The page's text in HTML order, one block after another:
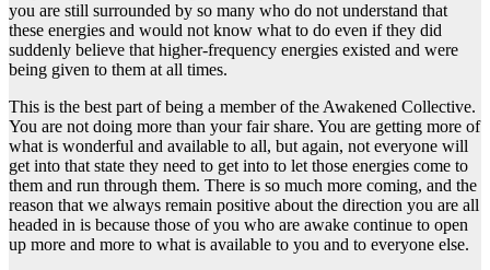
you are still surrounded by so many who do not understand that
these energies and would not know what to do even if they did
suddenly believe that higher-frequency energies existed and were
being given to them at all times.
This is the best part of being a member of the Awakened Collective.
You are not doing more than your fair share. You are getting more of
what is wonderful and available to all, but again, not everyone will
get into that state they need to get into to let those energies come to
them and run through them. There is so much more coming, and the
reason that we always remain positive about the direction you are all
headed in is because those of you who are awake continue to open
up more and more to what is available to you and to everyone else.